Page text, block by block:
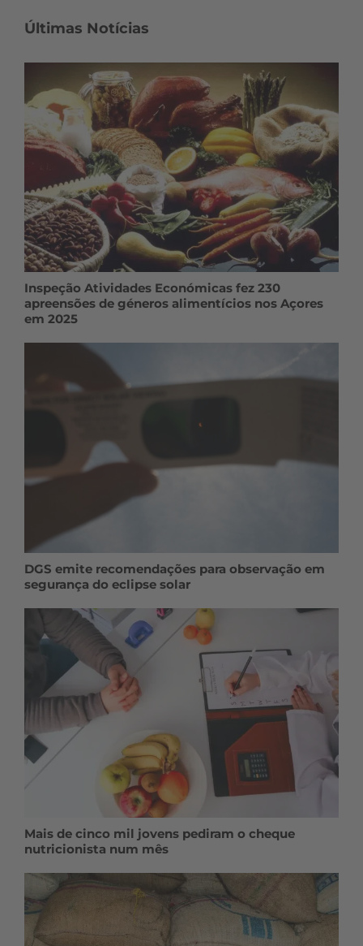
Últimas Notícias
Inspeção Atividades Económicas fez 230
apreensões de géneros alimentícios nos Açores
em 2025
DGS emite recomendações para observação em
segurança do eclipse solar
Mais de cinco mil jovens pediram o cheque
nutricionista num mês